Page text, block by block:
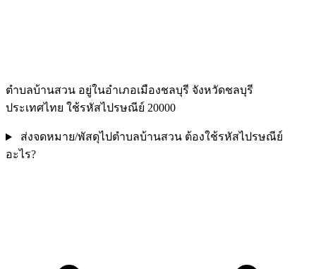
ตำบลบ้านสวน อยู่ในอำเภอเมืองชลบุรี จังหวัดชลบุรี
ประเทศไทย ใช้รหัสไปรษณีย์ 20000
ส่งจดหมาย/พัสดุไปตำบลบ้านสวน ต้องใช้รหัสไปรษณีย์
อะไร?